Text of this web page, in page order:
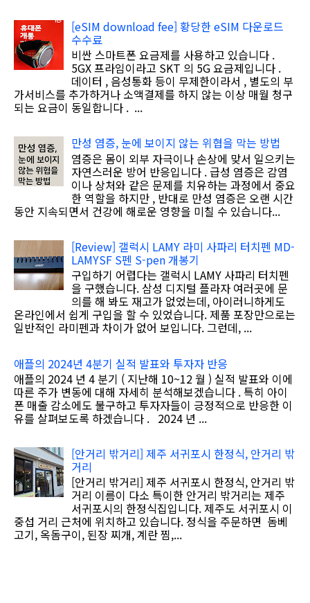
[eSIM download fee] 황당한 eSIM 다운로드
수수료
비싼 스마트폰 요금제를 사용하고 있습니다 .
5GX 프라임이라고 SKT 의 5G 요금제입니다 .
데이터 , 음성통화 등이 무제한이라서 , 별도의 부
가서비스를 추가하거나 소액결제를 하지 않는 이상 매월 청구
되는 요금이 동일합니다 . ...
만성 염증, 눈에 보이지 않는 위협을 막는 방법
염증은 몸이 외부 자극이나 손상에 맞서 일으키는
자연스러운 방어 반응입니다 . 급성 염증은 감염
이나 상처와 같은 문제를 치유하는 과정에서 중요
한 역할을 하지만 , 반대로 만성 염증은 오랜 시간
동안 지속되면서 건강에 해로운 영향을 미칠 수 있습니다...
[Review] 갤럭시 LAMY 라미 사파리 터치펜 MD-
LAMYSF S펜 S-pen 개봉기
구입하기 어렵다는 갤럭시 LAMY 사파리 터치펜
을 구했습니다. 삼성 디지털 플라자 여러곳에 문
의를 해 봐도 재고가 없었는데, 아이러니하게도
온라인에서 쉽게 구입을 할 수 있었습니다. 제품 포장만으로는
일반적인 라미펜과 차이가 없어 보입니다. 그런데, ...
애플의 2024년 4분기 실적 발표와 투자자 반응
애플의 2024 년 4 분기 ( 지난해 10~12 월 ) 실적 발표와 이에
따른 주가 변동에 대해 자세히 분석해보겠습니다 . 특히 아이
폰 매출 감소에도 불구하고 투자자들이 긍정적으로 반응한 이
유를 살펴보도록 하겠습니다 . 2024 년 ...
[안거리 밖거리] 제주 서귀포시 한정식, 안거리 밖
거리
[안거리 밖거리] 제주 서귀포시 한정식, 안거리 밖
거리 이름이 다소 특이한 안거리 밖거리는 제주
서귀포시의 한정식집입니다. 제주도 서귀포시 이
중섭 거리 근처에 위치하고 있습니다. 정식을 주문하면 돔베
고기, 옥돔구이, 된장 찌개, 계란 찜,...